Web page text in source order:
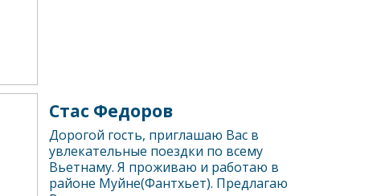
Стас Федоров
Дорогой гость, приглашаю Вас в
увлекательные поездки по всему
Вьетнаму. Я проживаю и работаю в
районе Муйне(Фантхьет). Предлагаю